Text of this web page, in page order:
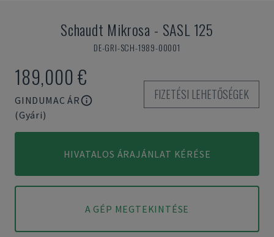
Schaudt Mikrosa - SASL 125
DE-GRI-SCH-1989-00001
189,000 €
GINDUMAC ÁR
(Gyári)
FIZETÉSI LEHETŐSÉGEK
HIVATALOS ÁRAJÁNLAT KÉRÉSE
A GÉP MEGTEKINTÉSE